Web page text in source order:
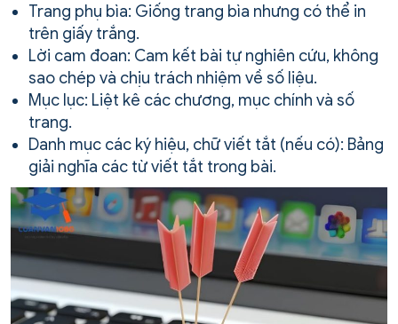
Trang phụ bìa: Giống trang bìa nhưng có thể in
trên giấy trắng.
Lời cam đoan: Cam kết bài tự nghiên cứu, không
sao chép và chịu trách nhiệm về số liệu.
Mục lục: Liệt kê các chương, mục chính và số
trang.
Danh mục các ký hiệu, chữ viết tắt (nếu có): Bảng
giải nghĩa các từ viết tắt trong bài.